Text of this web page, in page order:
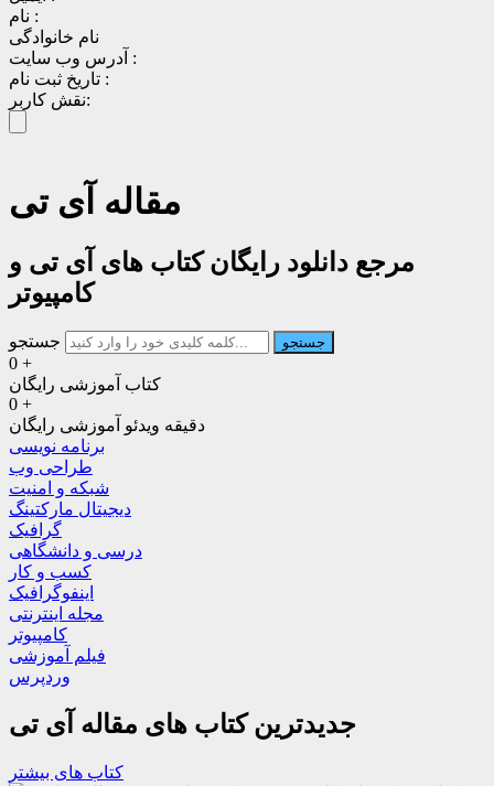
نام :
نام خانوادگی
آدرس وب سایت :
تاریخ ثبت نام :
نقش کاربر:
مقاله آی تی
مرجع دانلود رایگان کتاب های آی تی و
کامپیوتر
جستجو جستجو
0 +
کتاب آموزشی رایگان
0 +
دقیقه ویدئو آموزشی رایگان
برنامه نویسی
طراحی وب
شبکه و امنیت
دیجیتال مارکتینگ
گرافیک
درسی و دانشگاهی
کسب و کار
اینفوگرافیک
مجله اینترنتی
کامپیوتر
فیلم آموزشی
وردپرس
جدیدترین کتاب های مقاله آی تی
کتاب های بیشتر